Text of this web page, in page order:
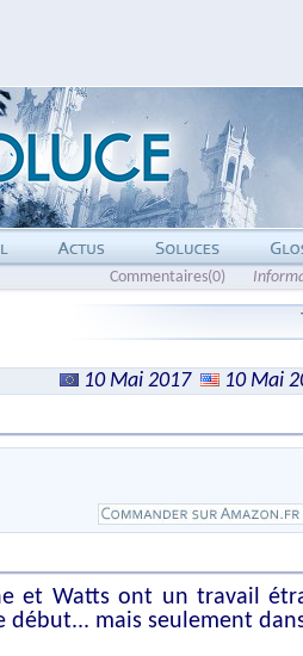
Commentaires(0)
10 Mai 2017
10 Mai
et Watts ont un travail
début... mais seulement